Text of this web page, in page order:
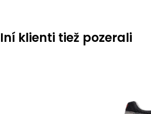
Iní klienti tiež pozerali